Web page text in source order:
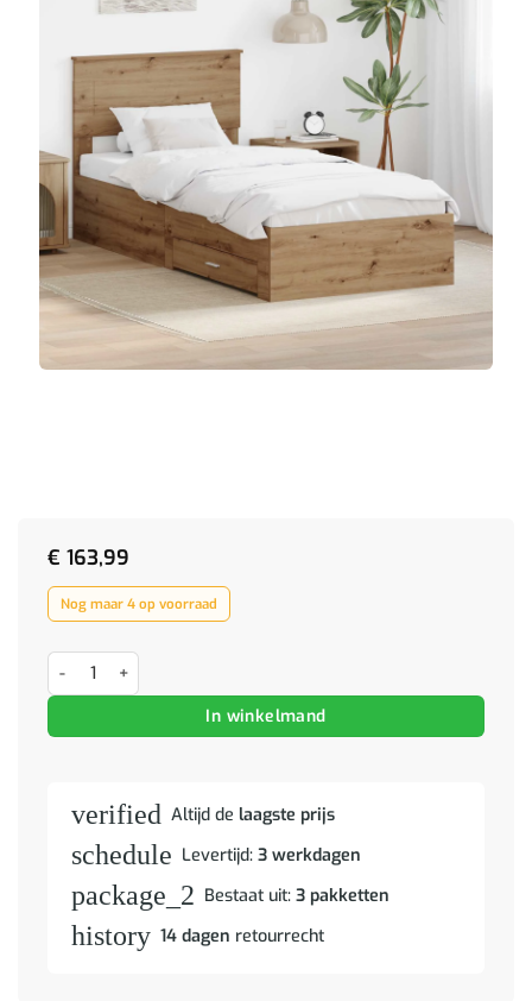
€ 163,99
Nog maar 4 op voorraad
Bedframe met hoofdeinde Artisan Eiken 90 x 190 cm Bewerkt hout
In winkelmand
verified Altijd de laagste prijs
schedule Levertijd: 3 werkdagen
package_2 Bestaat uit: 3 pakketten
history 14 dagen retourrecht